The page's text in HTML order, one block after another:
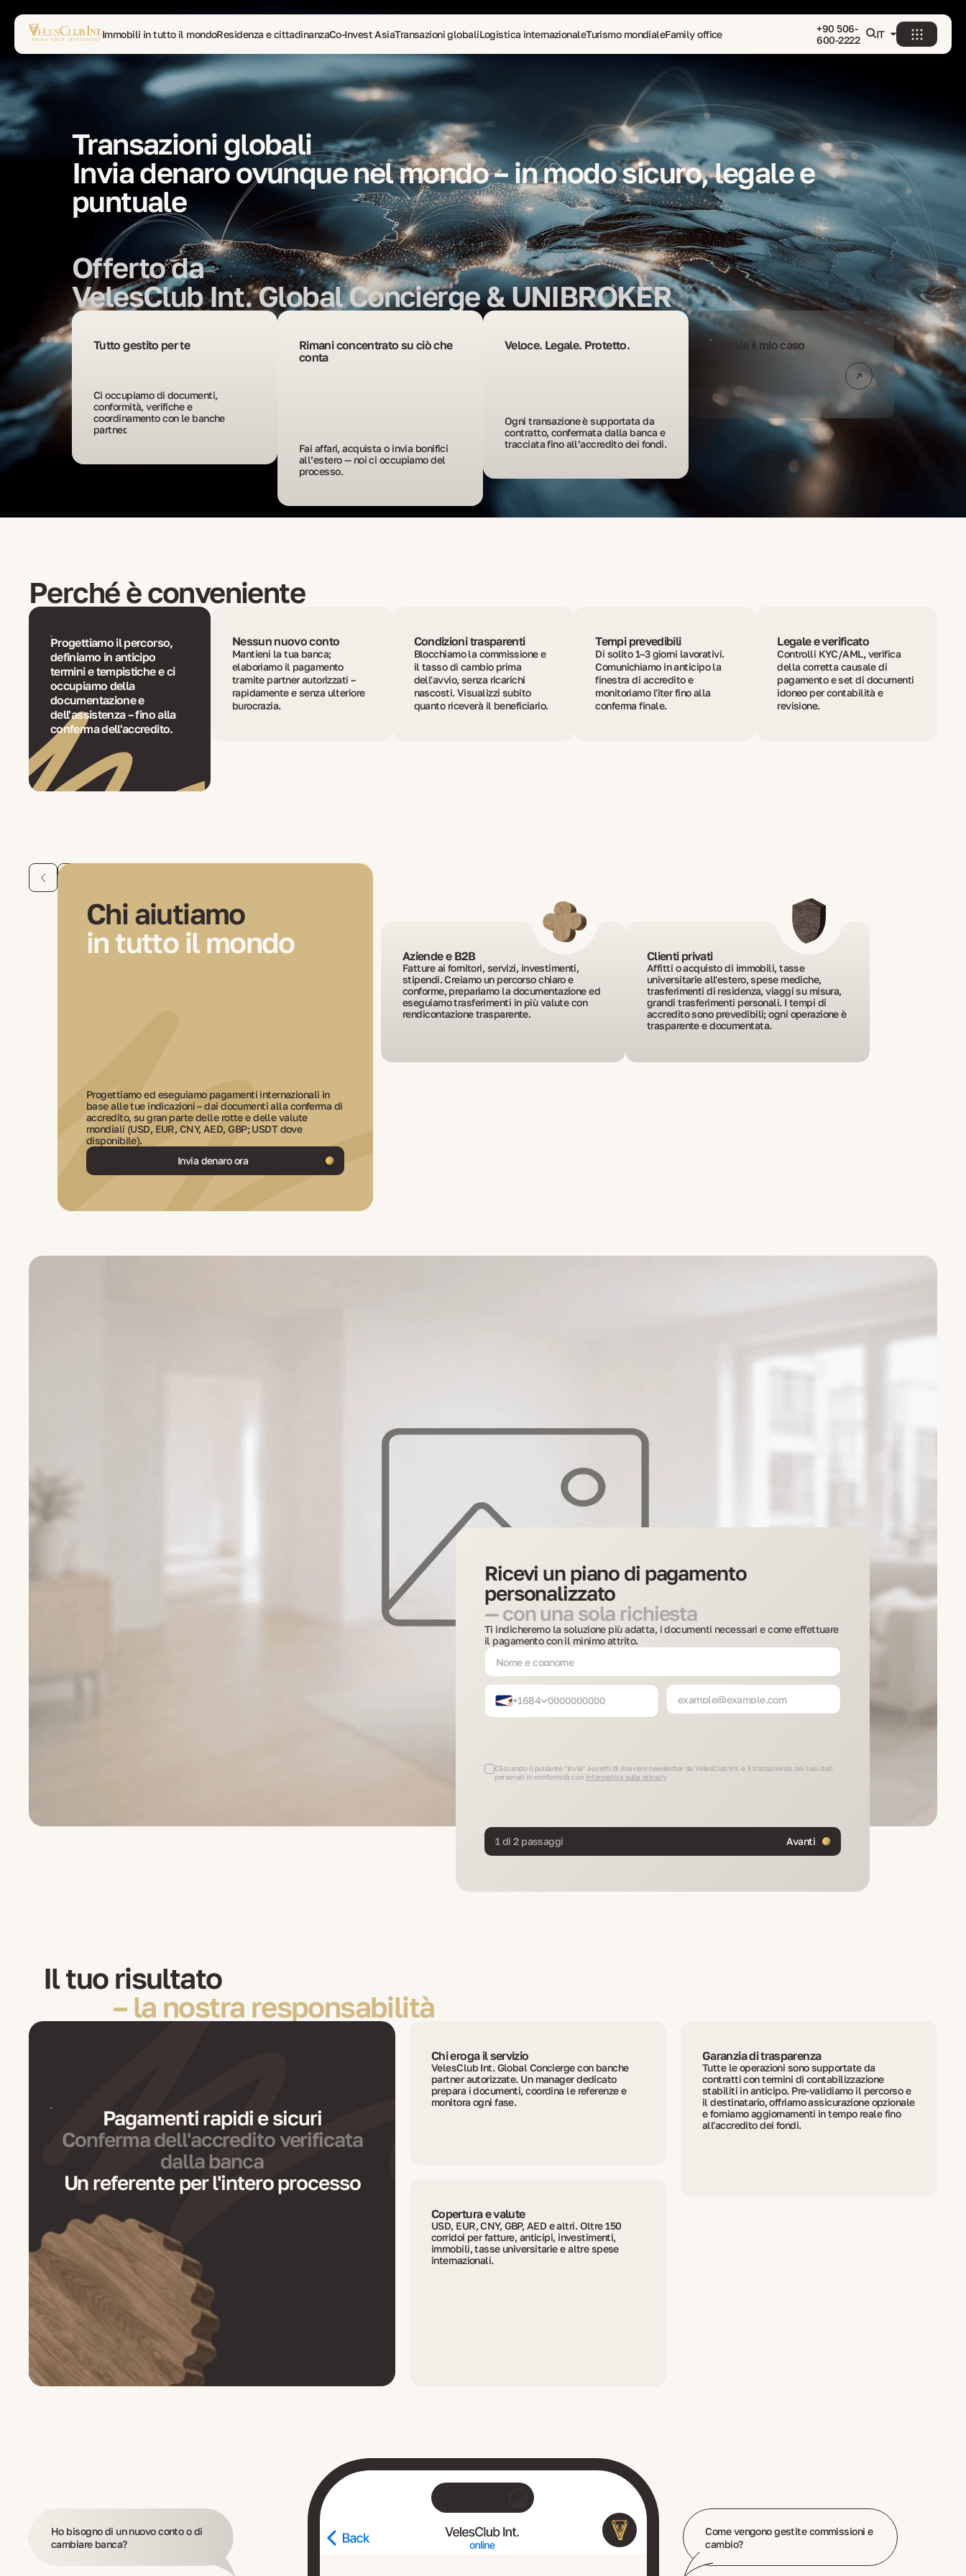
Immobili in tutto il mondoResidenza e cittadinanzaCo-Invest AsiaTransazioni globaliLogistica internazionaleTurismo mondialeFamily office
+90 506-
600-2222
IT
Transazioni globali
Invia denaro ovunque nel mondo – in modo sicuro, legale e
puntuale
Offerto da
VelesClub Int. Global Concierge & UNIBROKER
Tutto gestito per te
Ci occupiamo di documenti,
conformità, verifiche e
coordinamento con le banche
partner.
Rimani concentrato su ciò che
conta
Fai affari, acquista o invia bonifici
all’estero — noi ci occupiamo del
processo.
Veloce. Legale. Protetto.
Ogni transazione è supportata da
contratto, confermata dalla banca e
tracciata fino all’accredito dei fondi.
Calcola il mio caso
Perché è conveniente
Progettiamo il percorso,
definiamo in anticipo
termini e tempistiche e ci
occupiamo della
documentazione e
dell'assistenza – fino alla
conferma dell'accredito.
Nessun nuovo conto
Mantieni la tua banca;
elaboriamo il pagamento
tramite partner autorizzati –
rapidamente e senza ulteriore
burocrazia.
Condizioni trasparenti
Blocchiamo la commissione e
il tasso di cambio prima
dell'avvio, senza ricarichi
nascosti. Visualizzi subito
quanto riceverà il beneficiario.
Tempi prevedibili
Di solito 1–3 giorni lavorativi.
Comunichiamo in anticipo la
finestra di accredito e
monitoriamo l'iter fino alla
conferma finale.
Legale e verificato
Controlli KYC/AML, verifica
della corretta causale di
pagamento e set di documenti
idoneo per contabilità e
revisione.
Chi aiutiamo
in tutto il mondo
Progettiamo ed eseguiamo pagamenti internazionali in
base alle tue indicazioni – dai documenti alla conferma di
accredito, su gran parte delle rotte e delle valute
mondiali (USD, EUR, CNY, AED, GBP; USDT dove
disponibile).
Invia denaro ora
Aziende e B2B
Fatture ai fornitori, servizi, investimenti,
stipendi. Creiamo un percorso chiaro e
conforme, prepariamo la documentazione ed
eseguiamo trasferimenti in più valute con
rendicontazione trasparente.
Clienti privati
Affitti o acquisto di immobili, tasse
universitarie all'estero, spese mediche,
trasferimenti di residenza, viaggi su misura,
grandi trasferimenti personali. I tempi di
accredito sono prevedibili; ogni operazione è
trasparente e documentata.
Ricevi un piano di pagamento
personalizzato
— con una sola richiesta
Ti indicheremo la soluzione più adatta, i documenti necessari e come effettuare
il pagamento con il minimo attrito.
+1684
Cliccando il pulsante "Invia" accetti di ricevere newsletter da VelesClub Int. e il trattamento dei tuoi dati
personali in conformità con informativa sulla privacy
1 di 2 passaggi Avanti
Il tuo risultato
– la nostra responsabilità
Pagamenti rapidi e sicuri
Conferma dell'accredito verificata
dalla banca
Un referente per l'intero processo
Chi eroga il servizio
VelesClub Int. Global Concierge con banche
partner autorizzate. Un manager dedicato
prepara i documenti, coordina le referenze e
monitora ogni fase.
Copertura e valute
USD, EUR, CNY, GBP, AED e altri. Oltre 150
corridoi per fatture, anticipi, investimenti,
immobili, tasse universitarie e altre spese
internazionali.
Garanzia di trasparenza
Tutte le operazioni sono supportate da
contratti con termini di contabilizzazione
stabiliti in anticipo. Pre-validiamo il percorso e
il destinatario, offriamo assicurazione opzionale
e forniamo aggiornamenti in tempo reale fino
all'accredito dei fondi.
Ho bisogno di un nuovo conto o di
cambiare banca?
Come vengono gestite commissioni e
cambio?